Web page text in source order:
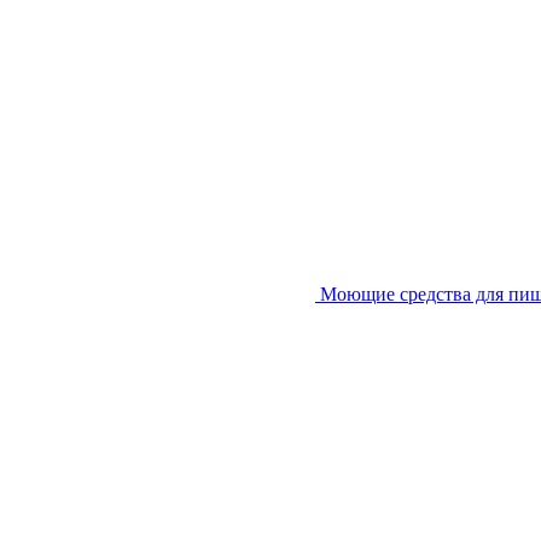
Моющие средства для